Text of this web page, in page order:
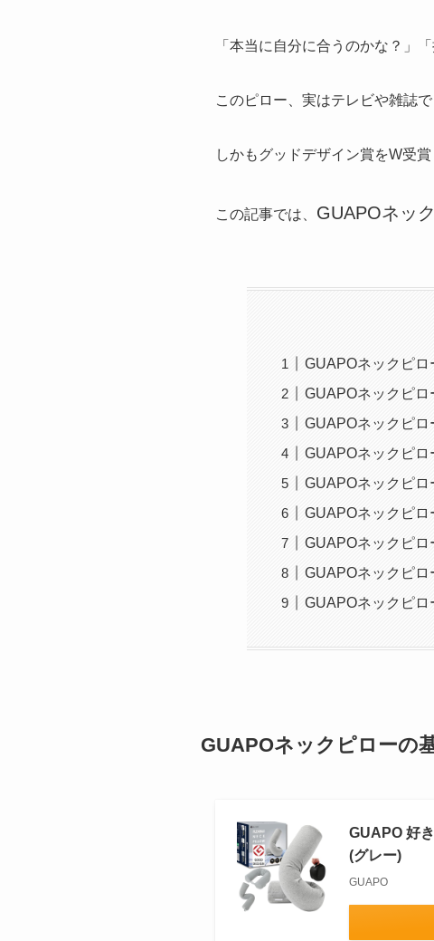
「本当に自分に合うのかな？」
このピロー、実はテレビや雑誌
しかもグッドデザイン賞をW受
この記事では、 GUAPOネッ
GUAPOネックピロ
GUAPOネックピロ
GUAPOネックピロ
GUAPOネックピロ
GUAPOネックピロ
GUAPOネックピロ
GUAPOネックピロ
GUAPOネックピ
GUAPOネックピロ
GUAPOネックピローの
GUAPO 好
(グレー)
GUAPO